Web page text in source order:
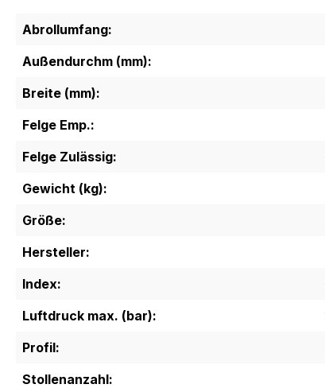
Abrollumfang:
Außendurchm (mm):
Breite (mm):
Felge Emp.:
Felge Zulässig:
Gewicht (kg):
Größe:
Hersteller:
Index:
Luftdruck max. (bar):
Profil:
Stollenanzahl: